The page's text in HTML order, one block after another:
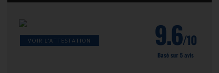
VOIR L'ATTESTATION 9.6/10
Basé sur 5 avis